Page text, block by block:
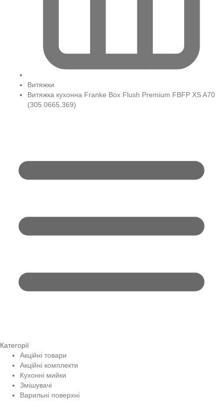
Витяжки
Витяжка кухонна Franke Box Flush Premium FBFP XS A70
(305.0665.369)
Категорії
Акційні товари
Акційні комплекти
Кухонні мийки
Змішувачі
Варильні поверхні